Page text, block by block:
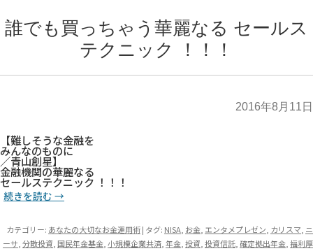
誰でも買っちゃう華麗なる セールス
テクニック ！！！
2016年8月11日
【難しそうな金融を
みんなのものに
／青山創星】
金融機関の華麗なる
セールステクニック ！！！
続きを読む →
カテゴリー: あなたの大切なお金運用術| タグ: NISA お金 エンタメプレゼン カリスマ ニ
ーサ 分散投資 国民年金基金 小規模企業共済 年金 投資 投資信託 確定拠出年金 福利厚